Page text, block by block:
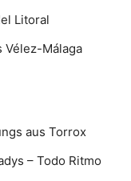
Litoral
Vélez-Málaga
aus Torrox
– Todo Ritmo